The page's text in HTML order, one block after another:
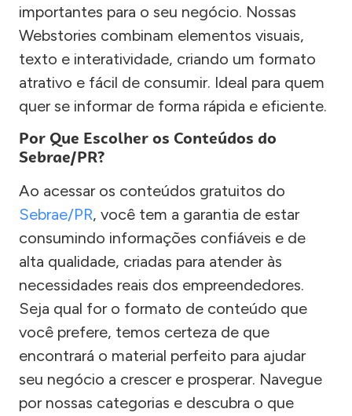
importantes para o seu negócio. Nossas
Webstories combinam elementos visuais,
texto e interatividade, criando um formato
atrativo e fácil de consumir. Ideal para quem
quer se informar de forma rápida e eficiente.
Por Que Escolher os Conteúdos do
Sebrae/PR?
Ao acessar os conteúdos gratuitos do
Sebrae/PR, você tem a garantia de estar
consumindo informações confiáveis e de
alta qualidade, criadas para atender às
necessidades reais dos empreendedores.
Seja qual for o formato de conteúdo que
você prefere, temos certeza de que
encontrará o material perfeito para ajudar
seu negócio a crescer e prosperar. Navegue
por nossas categorias e descubra o que